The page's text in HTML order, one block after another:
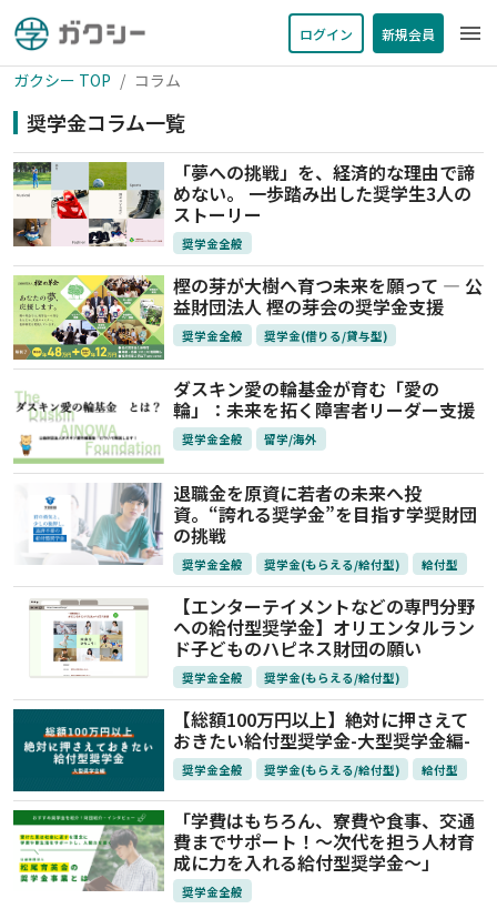
ログイン 新規会員 menu
ガクシー TOP コラム
奨学金コラム一覧
「夢への挑戦」を、経済的な理由で諦
めない。 一歩踏み出した奨学生3人の
ストーリー
奨学金全般
樫の芽が大樹へ育つ未来を願って — 公
益財団法人 樫の芽会の奨学金支援
奨学金全般 奨学金(借りる/貸与型)
ダスキン愛の輪基金が育む「愛の
輪」：未来を拓く障害者リーダー支援
奨学金全般 留学/海外
退職金を原資に若者の未来へ投
資。“誇れる奨学金”を目指す学奨財団
の挑戦
奨学金全般 奨学金(もらえる/給付型) 給付型
【エンターテイメントなどの専門分野
への給付型奨学金】オリエンタルラン
ド子どものハピネス財団の願い
奨学金全般 奨学金(もらえる/給付型)
【総額100万円以上】絶対に押さえて
おきたい給付型奨学金-大型奨学金編-
奨学金全般 奨学金(もらえる/給付型) 給付型
「学費はもちろん、寮費や食事、交通
費までサポート！～次代を担う人材育
成に力を入れる給付型奨学金～」
奨学金全般